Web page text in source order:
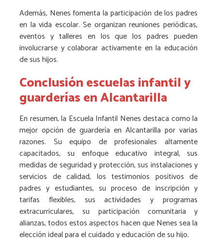
Además, Nenes fomenta la participación de los padres
en la vida escolar. Se organizan reuniones periódicas,
eventos y talleres en los que los padres pueden
involucrarse y colaborar activamente en la educación
de sus hijos.
Conclusión escuelas infantil y
guarderías en Alcantarilla
En resumen, la Escuela Infantil Nenes destaca como la
mejor opción de guardería en Alcantarilla por varias
razones. Su equipo de profesionales altamente
capacitados, su enfoque educativo integral, sus
medidas de seguridad y protección, sus instalaciones y
servicios de calidad, los testimonios positivos de
padres y estudiantes, su proceso de inscripción y
tarifas flexibles, sus actividades y programas
extracurriculares, su participación comunitaria y
alianzas, todos estos aspectos hacen que Nenes sea la
elección ideal para el cuidado y educación de su hijo.